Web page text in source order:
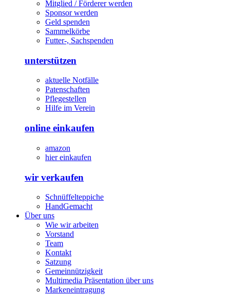
Mitglied / Förderer werden
Sponsor werden
Geld spenden
Sammelkörbe
Futter-, Sachspenden
unterstützen
aktuelle Notfälle
Patenschaften
Pflegestellen
Hilfe im Verein
online einkaufen
amazon
hier einkaufen
wir verkaufen
Schnüffelteppiche
HandGemacht
Über uns
Wie wir arbeiten
Vorstand
Team
Kontakt
Satzung
Gemeinnützigkeit
Multimedia Präsentation über uns
Markeneintragung